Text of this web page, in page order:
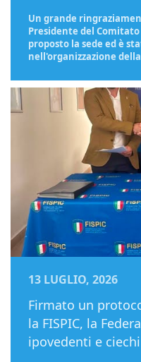
Un grande
Presidente del
proposto la sede ed è
nell'organizzazione
13 LUGLIO, 2026
Firmato un
la FISPIC, la
ipovedenti e ciechi